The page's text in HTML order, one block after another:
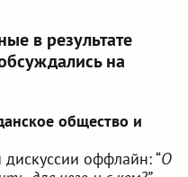
в результате
на
общество и
оффлайн: “О